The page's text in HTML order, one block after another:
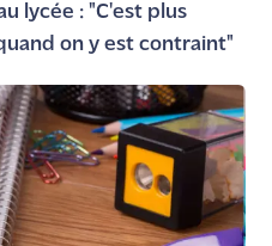
lycée : "C'est plus
on y est contraint"